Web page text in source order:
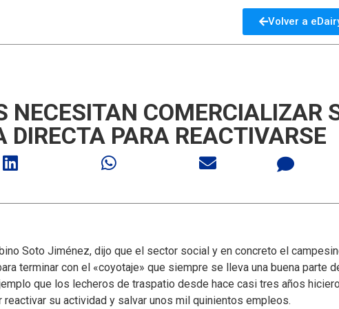
Volver a
NECESITAN COMERCIALIZAR
DIRECTA PARA REACTIVARSE
Soto Jiménez, dijo que el sector social y en concreto el
terminar con el «coyotaje» que siempre se lleva una buena parte
que los lecheros de traspatio desde hace casi tres años
su actividad y salvar unos mil quinientos empleos.